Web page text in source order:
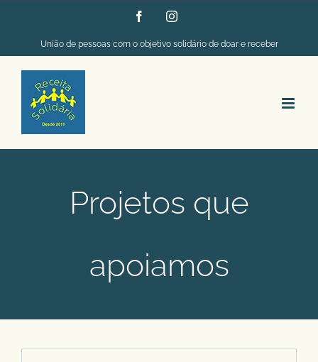
o
conteúdo
FacebookInstagram
União de pessoas com o objetivo solidário de doar e receber
Projetos que
apoiamos